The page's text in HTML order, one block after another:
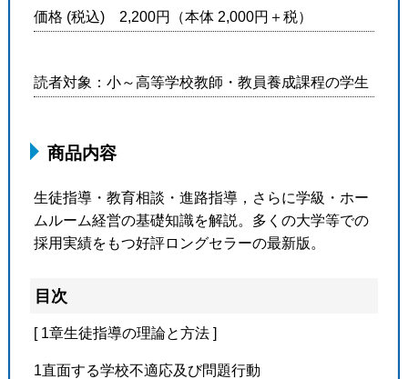
価格 (税込) 2,200円（本体 2,000円＋税）
読者対象：小～高等学校教師・教員養成課程の学生
商品内容
生徒指導・教育相談・進路指導，さらに学級・ホー
ムルーム経営の基礎知識を解説。多くの大学等での
採用実績をもつ好評ロングセラーの最新版。
目次
[ 1章生徒指導の理論と方法 ]
1直面する学校不適応及び問題行動